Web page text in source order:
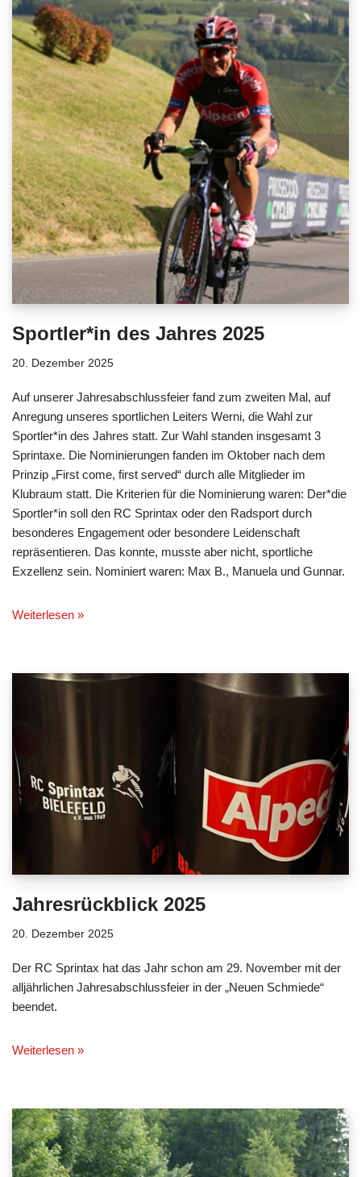
Sportler*in des Jahres 2025
20. Dezember 2025
Auf unserer Jahresabschlussfeier fand zum zweiten Mal, auf
Anregung unseres sportlichen Leiters Werni, die Wahl zur
Sportler*in des Jahres statt. Zur Wahl standen insgesamt 3
Sprintaxe. Die Nominierungen fanden im Oktober nach dem
Prinzip „First come, first served“ durch alle Mitglieder im
Klubraum statt. Die Kriterien für die Nominierung waren: Der*die
Sportler*in soll den RC Sprintax oder den Radsport durch
besonderes Engagement oder besondere Leidenschaft
repräsentieren. Das konnte, musste aber nicht, sportliche
Exzellenz sein. Nominiert waren: Max B., Manuela und Gunnar.
Weiterlesen »
Jahresrückblick 2025
20. Dezember 2025
Der RC Sprintax hat das Jahr schon am 29. November mit der
alljährlichen Jahresabschlussfeier in der „Neuen Schmiede“
beendet.
Weiterlesen »